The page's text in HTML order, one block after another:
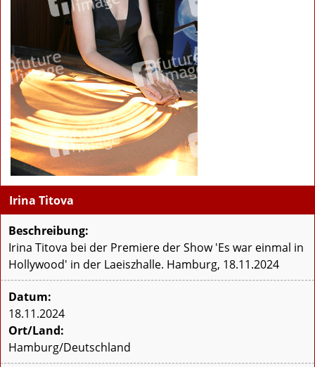
Irina Titova
Beschreibung:
Irina Titova bei der Premiere der Show 'Es war einmal in
Hollywood' in der Laeiszhalle. Hamburg, 18.11.2024
Datum:
18.11.2024
Ort/Land:
Hamburg/Deutschland